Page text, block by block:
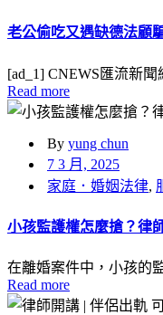
老公偷吃又遇缺德法顧
[ad_1] CNEWS匯流新聞
Read more
By yung chun
7 3 月, 2025
家庭．婚姻法律,
小孩監護權怎麼搶？律
在離婚案件中，小孩的
Read more